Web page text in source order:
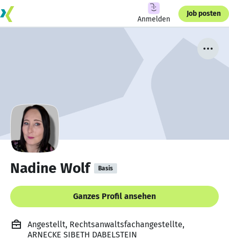
Anmelden
Job posten
Nadine Wolf Basis
Ganzes Profil ansehen
Angestellt, Rechtsanwaltsfachangestellte,
ARNECKE SIBETH DABELSTEIN